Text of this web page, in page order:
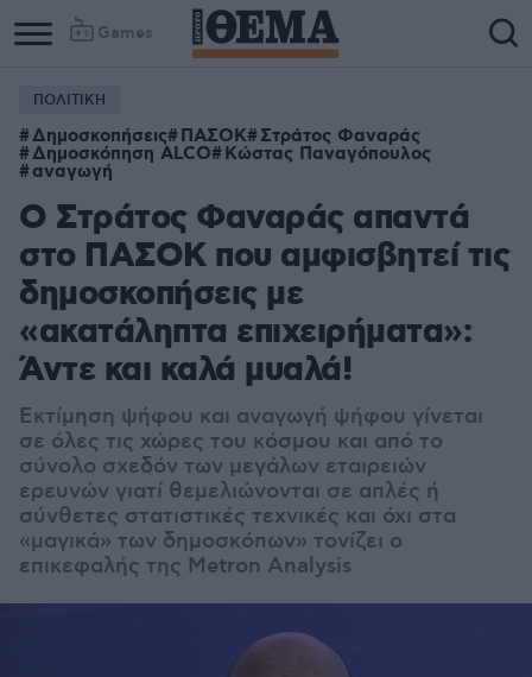
Games
ΠΟΛΙΤΙΚΗ
Δημοσκοπήσεις ΠΑΣΟΚ Στράτος Φαναράς
Δημοσκόπηση ALCO Κώστας Παναγόπουλος
αναγωγή
Ο Στράτος Φαναράς απαντά
στο ΠΑΣΟΚ που αμφισβητεί τις
δημοσκοπήσεις με
«ακατάληπτα επιχειρήματα»:
Άντε και καλά μυαλά!
Εκτίμηση ψήφου και αναγωγή ψήφου γίνεται
σε όλες τις χώρες του κόσμου και από το
σύνολο σχεδόν των μεγάλων εταιρειών
ερευνών γιατί θεμελιώνονται σε απλές ή
σύνθετες στατιστικές τεχνικές και όχι στα
«μαγικά» των δημοσκόπων» τονίζει ο
επικεφαλής της Metron Analysis